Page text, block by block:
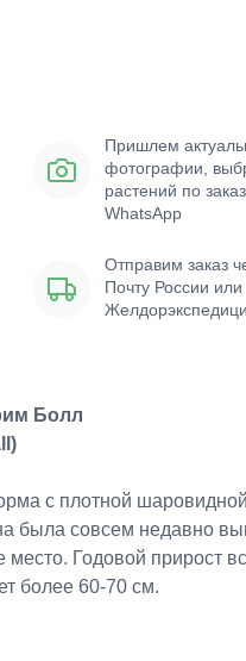
Пришлем
фотографии,
растений по
WhatsApp
Отправим заказ
Почту России или
Болл
с плотной
была совсем недавно
Годовой прирост
более 60-70 см.